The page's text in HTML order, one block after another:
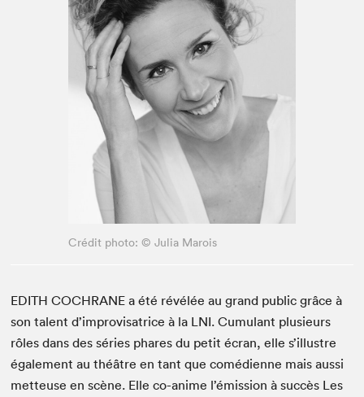
Espace enseignant·e·s
Espace pro
Crédit photo: © Julia Marois
EDITH COCHRANE a été révélée au grand public grâce à
son talent d’improvisatrice à la LNI. Cumulant plusieurs
rôles dans des séries phares du petit écran, elle s’illustre
également au théâtre en tant que comédienne mais aussi
metteuse en scène. Elle co-anime l’émission à succès Les